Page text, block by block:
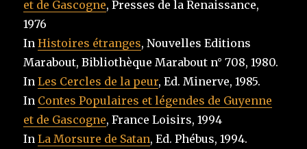
et de Gascogne, Presses de la Renaissance,
1976
InHistoires étranges, Nouvelles Editions
Marabout, Bibliothèque Marabout n° 708, 1980.
InLes Cercles de la peur, Ed. Minerve, 1985.
In Contes Populaires et légendes de Guyenne
et de Gascogne, France Loisirs, 1994
InLa Morsure de Satan, Ed. Phébus, 1994.